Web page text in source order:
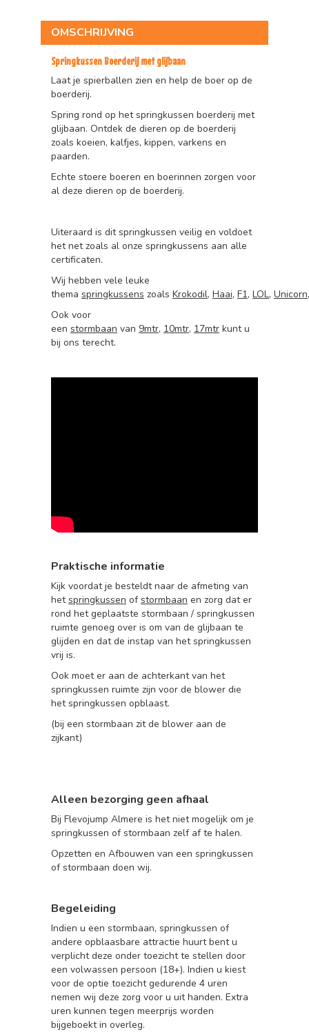
OMSCHRIJVING
Springkussen Boerderij met glijbaan
Laat je spierballen zien en help de boer op de
boerderij.
Spring rond op het springkussen boerderij met
glijbaan. Ontdek de dieren op de boerderij
zoals koeien, kalfjes, kippen, varkens en
paarden.
Echte stoere boeren en boerinnen zorgen voor
al deze dieren op de boerderij.
Uiteraard is dit springkussen veilig en voldoet
het net zoals al onze springkussens aan alle
certificaten.
Wij hebben vele leuke
thema springkussens zoals Krokodil, Haai, F1, LOL, Unicorn
Ook voor
een stormbaan van 9mtr, 10mtr, 17mtr kunt u
bij ons terecht.
Praktische informatie
Kijk voordat je besteldt naar de afmeting van
hetspringkussen ofstormbaan en zorg dat er
rond het geplaatste stormbaan / springkussen
ruimte genoeg over is om van de glijbaan te
glijden en dat de instap van het springkussen
vrij is.
Ook moet er aan de achterkant van het
springkussen ruimte zijn voor de blower die
het springkussen opblaast.
(bij een stormbaan zit de blower aan de
zijkant)
Alleen bezorging geen afhaal
Bij Flevojump Almere is het niet mogelijk om je
springkussen of stormbaan zelf af te halen.
Opzetten en Afbouwen van een springkussen
of stormbaan doen wij.
Begeleiding
Indien u een stormbaan, springkussen of
andere opblaasbare attractie huurt bent u
verplicht deze onder toezicht te stellen door
een volwassen persoon (18+). Indien u kiest
voor de optie toezicht gedurende 4 uren
nemen wij deze zorg voor u uit handen. Extra
uren kunnen tegen meerprijs worden
bijgeboekt in overleg.